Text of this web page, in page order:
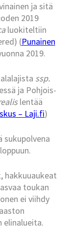
ja sitä
2019
luokiteltiin
(Punainen
2019.
ssp.
ja Pohjois-
lentää
– Laji.fi)
sukupolvena
toukan
ei viihdy
elinalueita.